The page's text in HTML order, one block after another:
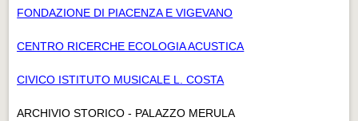
FONDAZIONE DI PIACENZA E VIGEVANO
CENTRO RICERCHE ECOLOGIA ACUSTICA
CIVICO ISTITUTO MUSICALE L. COSTA
ARCHIVIO STORICO - PALAZZO MERULA